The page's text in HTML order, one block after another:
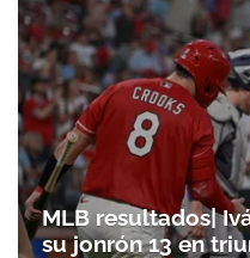
MLB resultados|
su jonrón 13 en